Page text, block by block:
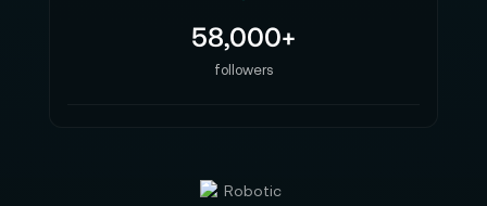
58,000+
followers